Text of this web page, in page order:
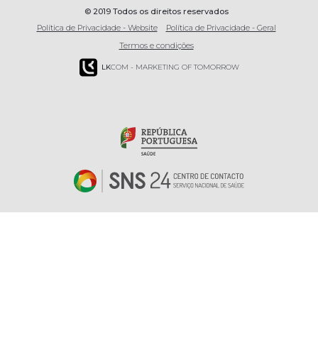
© 2019 Todos os direitos reservados
Política de Privacidade - Website
Política de Privacidade - Geral
Termos e condições
LKCOM - MARKETING OF TOMORROW